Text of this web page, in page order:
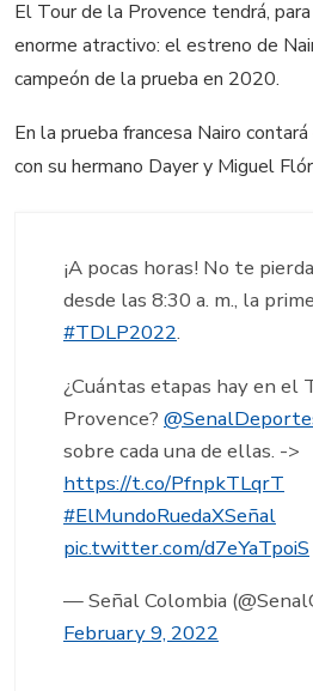
El Tour de la Provence tendrá,
enorme atractivo: el estreno de
campeón de la prueba en 2020.
En la prueba francesa Nairo
con su hermano Dayer y Miguel
¡A pocas horas! No te
desde las 8:30 a. m., la
#TDLP2022.
¿Cuántas etapas hay en el
Provence?
sobre cada una de ellas. ->
https://t.co/PfnpkTLqrT
#ElMundoRuedaXSeñal
pic.twitter.com/d7eYaTpoiS
— Señal Colombia
February 9, 2022